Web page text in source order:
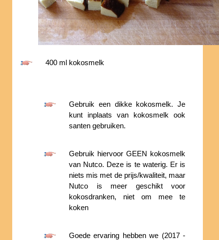
400 ml kokosmelk
Gebruik een dikke kokosmelk. Je
kunt inplaats van kokosmelk ook
santen gebruiken.
Gebruik hiervoor GEEN kokosmelk
van Nutco. Deze is te waterig. Er is
niets mis met de prijs/kwaliteit, maar
Nutco is meer geschikt voor
kokosdranken, niet om mee te
koken
Goede ervaring hebben we (2017 -